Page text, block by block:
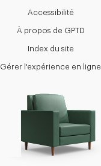
Accessibilité
À propos de GPTD
Index du site
Gérer l'expérience en ligne